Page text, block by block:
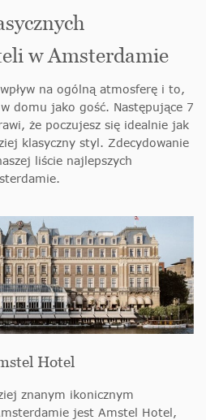
w Amsterdamie
na ogólną atmosferę i to,
domu jako gość. Następujące 7
że poczujesz się idealnie jak
klasyczny styl. Zdecydowanie
liście najlepszych
Hotel
znanym ikonicznym
jest Amstel Hotel,